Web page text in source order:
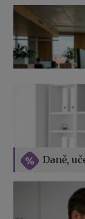
Daně,
Vše o
Jak na
Přehledy pro
v roce 2026